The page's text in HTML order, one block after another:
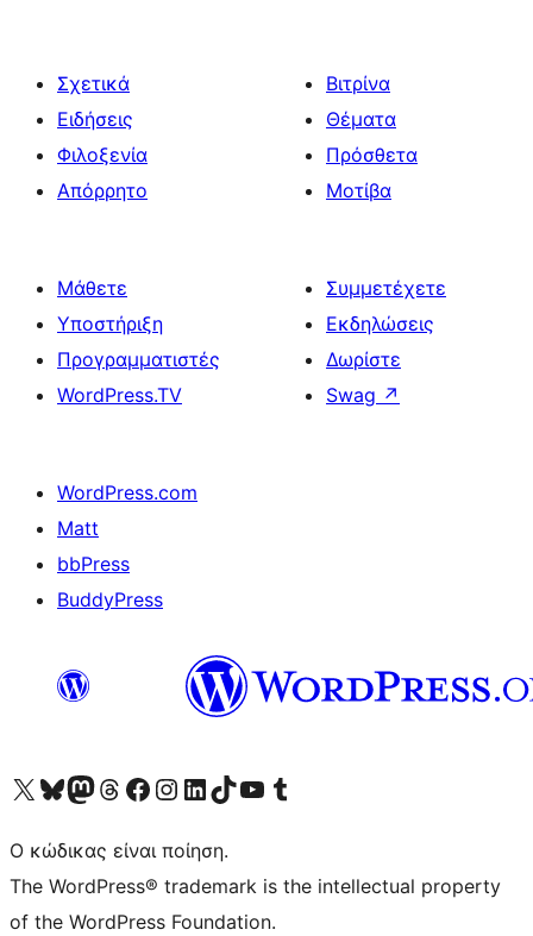
Σχετικά
Ειδήσεις
Φιλοξενία
Απόρρητο
Βιτρίνα
Θέματα
Πρόσθετα
Μοτίβα
Μάθετε
Υποστήριξη
Προγραμματιστές
WordPress.TV
Συμμετέχετε
Εκδηλώσεις
Δωρίστε
Swag ↗
WordPress.com
Matt
bbPress
BuddyPress
Visit our X (formerly Twitter) account
Visit our Bluesky account
Επισκεφθείτε τον λογαριασμό μας στο Mastodon
Visit our Threads account
Επισκεφτείτε τη σελίδα μας στο Facebook
Επισκεφθείτε τον λογαριασμό μας Instagram
Επισκεφθείτε τον λογαριασμό μας LinkedIn
Visit our TikTok account
Visit our YouTube channel
Visit our Tumblr account
Ο κώδικας είναι ποίηση.
The WordPress® trademark is the intellectual property
of the WordPress Foundation.